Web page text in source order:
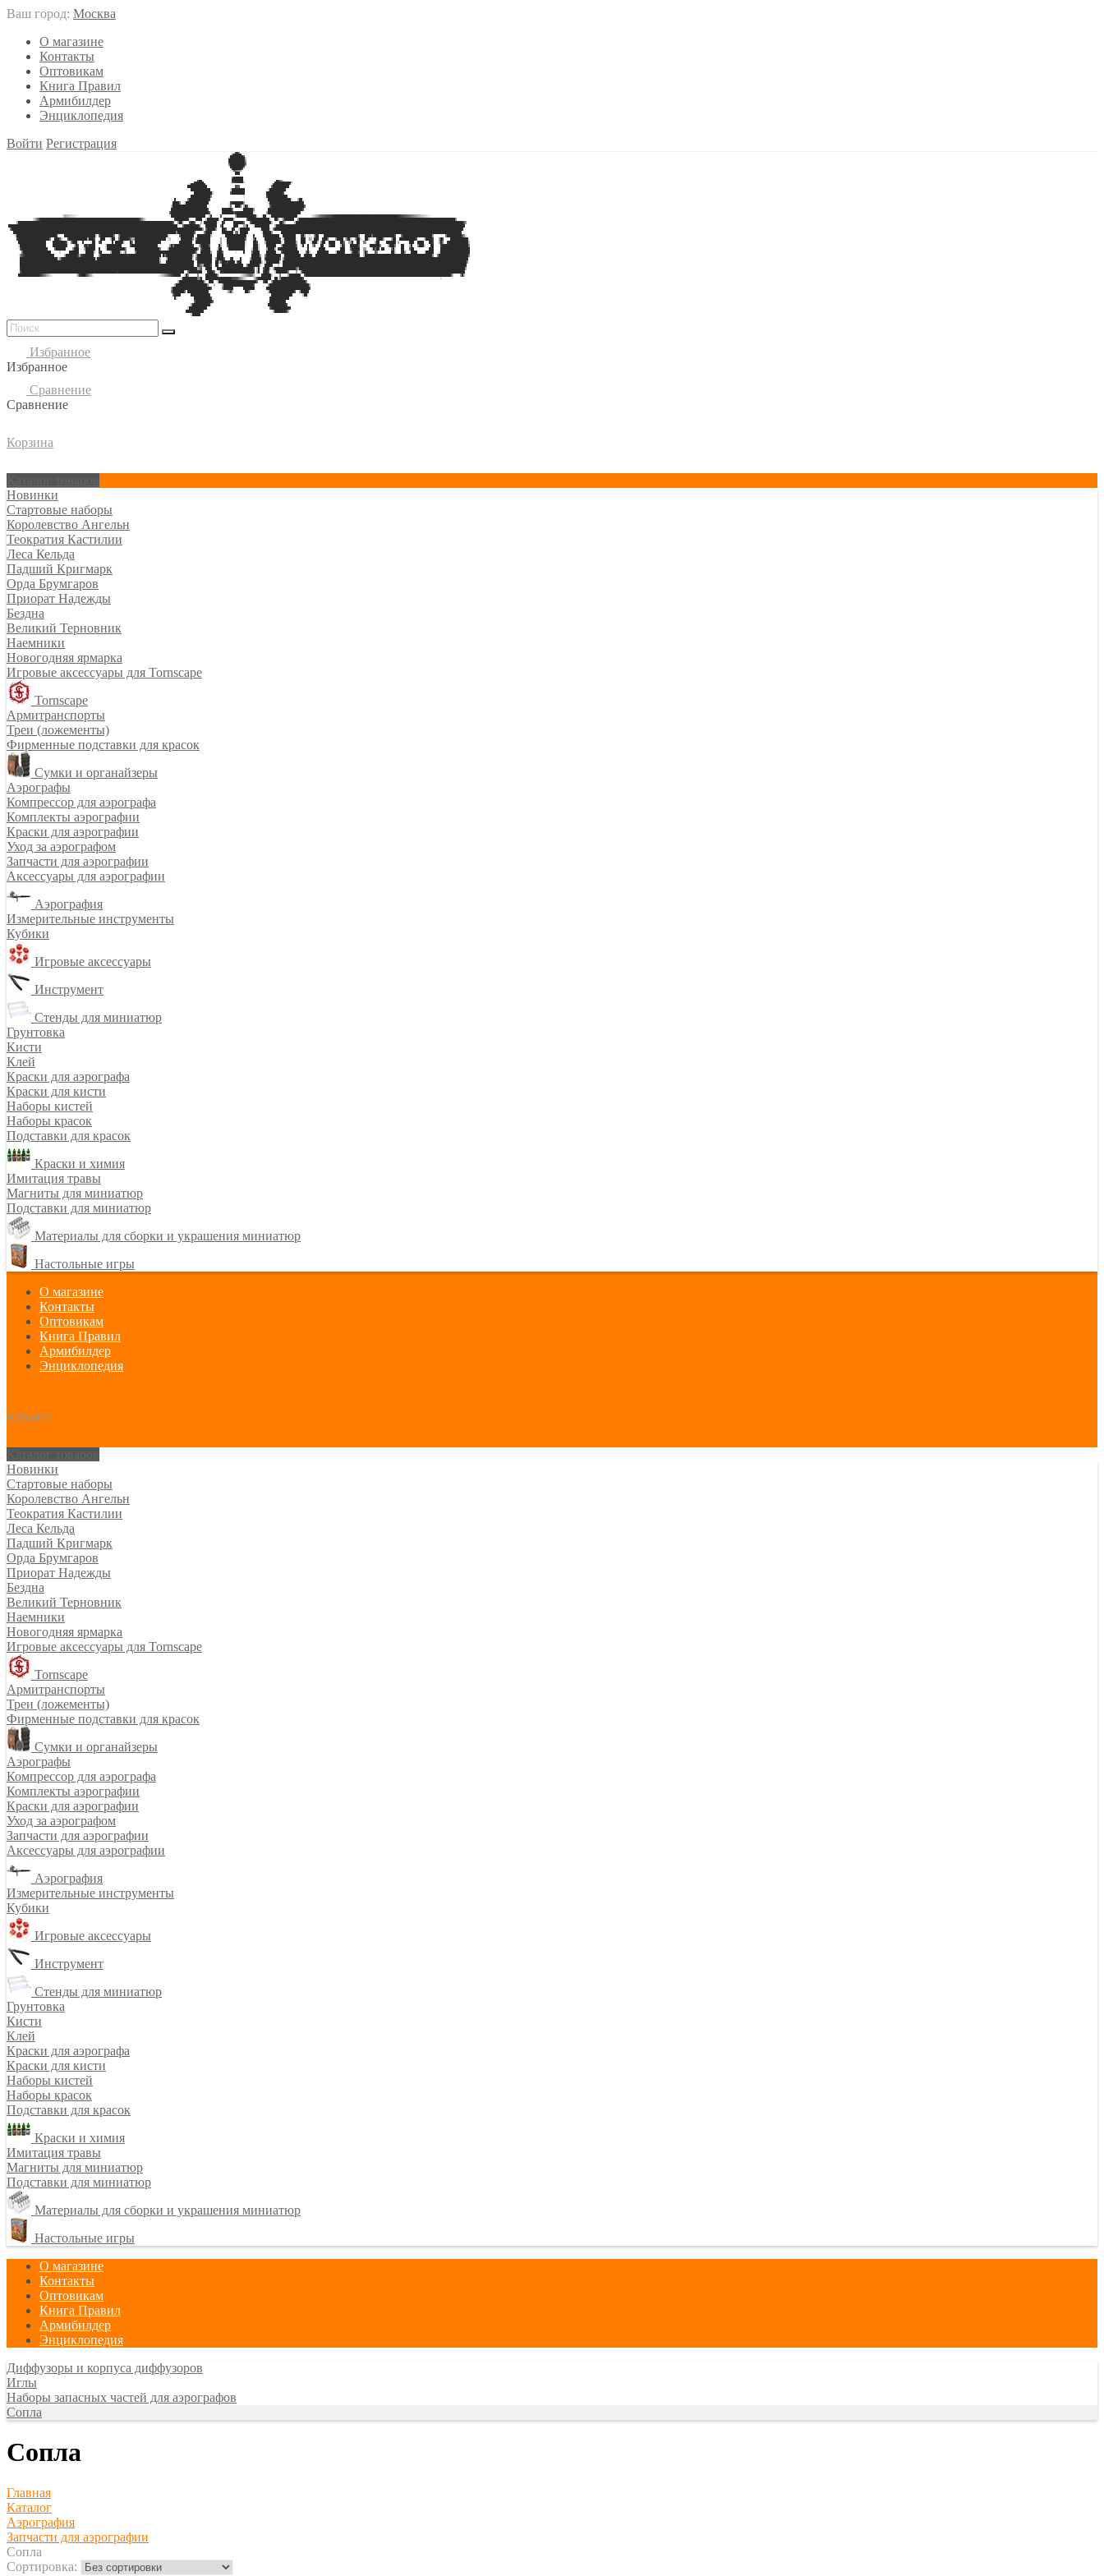
Ваш город: Москва
О магазине
Контакты
Оптовикам
Книга Правил
Армибилдер
Энциклопедия
Войти Регистрация
Избранное
Избранное
Сравнение
Сравнение
Корзина
Новинки
Стартовые наборы
Королевство Ангельн
Теократия Кастилии
Леса Кельда
Падший Кригмарк
Орда Брумгаров
Приорат Надежды
Бездна
Великий Терновник
Наемники
Новогодняя ярмарка
Игровые аксессуары для Tornscape
Tornscape
Армитранспорты
Треи (ложементы)
Фирменные подставки для красок
Сумки и органайзеры
Аэрографы
Компрессор для аэрографа
Комплекты аэрографии
Краски для аэрографии
Уход за аэрографом
Запчасти для аэрографии
Аксессуары для аэрографии
Аэрография
Измерительные инструменты
Кубики
Игровые аксессуары
Инструмент
Стенды для миниатюр
Грунтовка
Кисти
Клей
Краски для аэрографа
Краски для кисти
Наборы кистей
Наборы красок
Подставки для красок
Краски и химия
Имитация травы
Магниты для миниатюр
Подставки для миниатюр
Материалы для сборки и украшения миниатюр
Настольные игры
О магазине
Контакты
Оптовикам
Книга Правил
Армибилдер
Энциклопедия
Корзина
Новинки
Стартовые наборы
Королевство Ангельн
Теократия Кастилии
Леса Кельда
Падший Кригмарк
Орда Брумгаров
Приорат Надежды
Бездна
Великий Терновник
Наемники
Новогодняя ярмарка
Игровые аксессуары для Tornscape
Tornscape
Армитранспорты
Треи (ложементы)
Фирменные подставки для красок
Сумки и органайзеры
Аэрографы
Компрессор для аэрографа
Комплекты аэрографии
Краски для аэрографии
Уход за аэрографом
Запчасти для аэрографии
Аксессуары для аэрографии
Аэрография
Измерительные инструменты
Кубики
Игровые аксессуары
Инструмент
Стенды для миниатюр
Грунтовка
Кисти
Клей
Краски для аэрографа
Краски для кисти
Наборы кистей
Наборы красок
Подставки для красок
Краски и химия
Имитация травы
Магниты для миниатюр
Подставки для миниатюр
Материалы для сборки и украшения миниатюр
Настольные игры
О магазине
Контакты
Оптовикам
Книга Правил
Армибилдер
Энциклопедия
Диффузоры и корпуса диффузоров
Иглы
Наборы запасных частей для аэрографов
Сопла
Сопла
Главная
Каталог
Аэрография
Запчасти для аэрографии
Сопла
Сортировка: